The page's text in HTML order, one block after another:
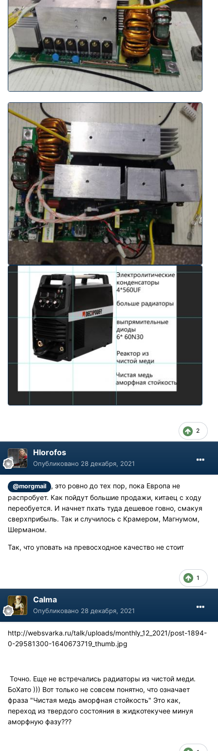
2
Hlorofos
Опубликовано 28 декабря, 2021
@morgmail
, это ровно до тех пор, пока Европа не
распробует. Как пойдут большие продажи, китаец с ходу
переобуется. И начнет пхать туда дешевое говно, смакуя
сверхприбыль. Так и случилось с Крамером, Магнумом,
Шерманом.
Так, что уповать на превосходное качество не стоит
1
Calma
Опубликовано 28 декабря, 2021
http://websvarka.ru/talk/uploads/monthly_12_2021/post-1894-
0-29581300-1640673719_thumb.jpg
Точно. Еще не встречались радиаторы из чистой меди.
БоХато ))) Вот только не совсем понятно, что означает
фраза "Чистая медь аморфная стойкость" Это как,
переход из твердого состояния в жидкотекучее минуя
аморфную фазу???